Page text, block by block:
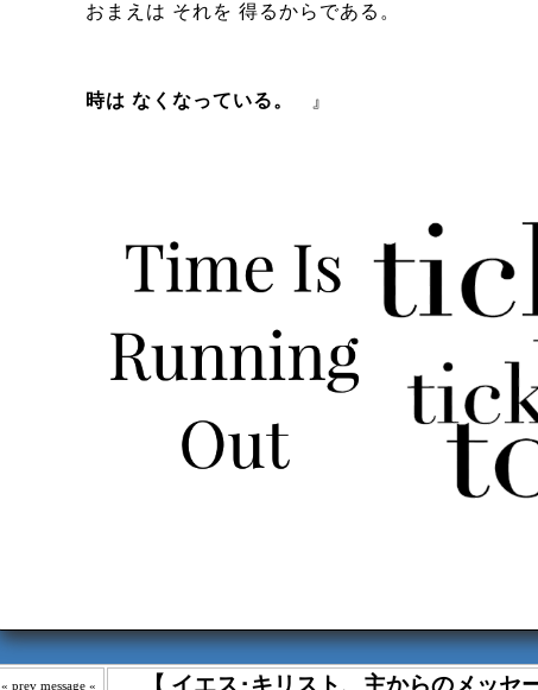
おまえは それを 得るからである。
時は なくなっている。 』
« prev message « 【 イエス･キリスト、主からのメッセ